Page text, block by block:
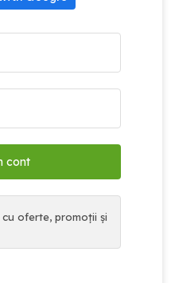
oferte, promoții și